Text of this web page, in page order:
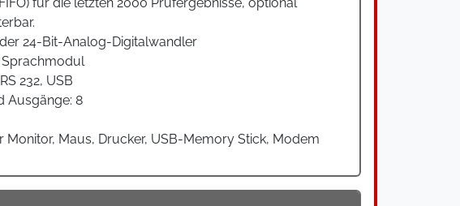
24-Bit-Analog-Digitalwandler
232, USB
Ausgänge: 8
Monitor, Maus, Drucker, USB-Memory Stick, Modem